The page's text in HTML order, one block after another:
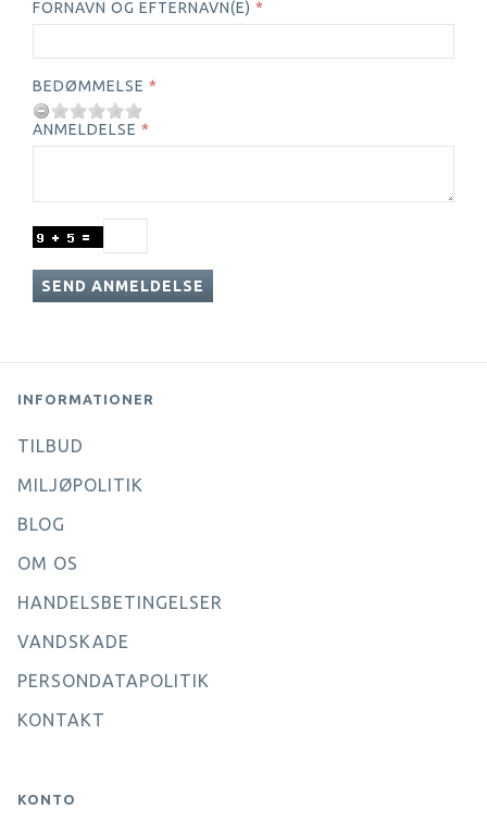
FORNAVN OG EFTERNAVN(E)
BEDØMMELSE
ANMELDELSE
SEND ANMELDELSE
INFORMATIONER
TILBUD
MILJØPOLITIK
BLOG
OM OS
HANDELSBETINGELSER
VANDSKADE
PERSONDATAPOLITIK
KONTAKT
KONTO